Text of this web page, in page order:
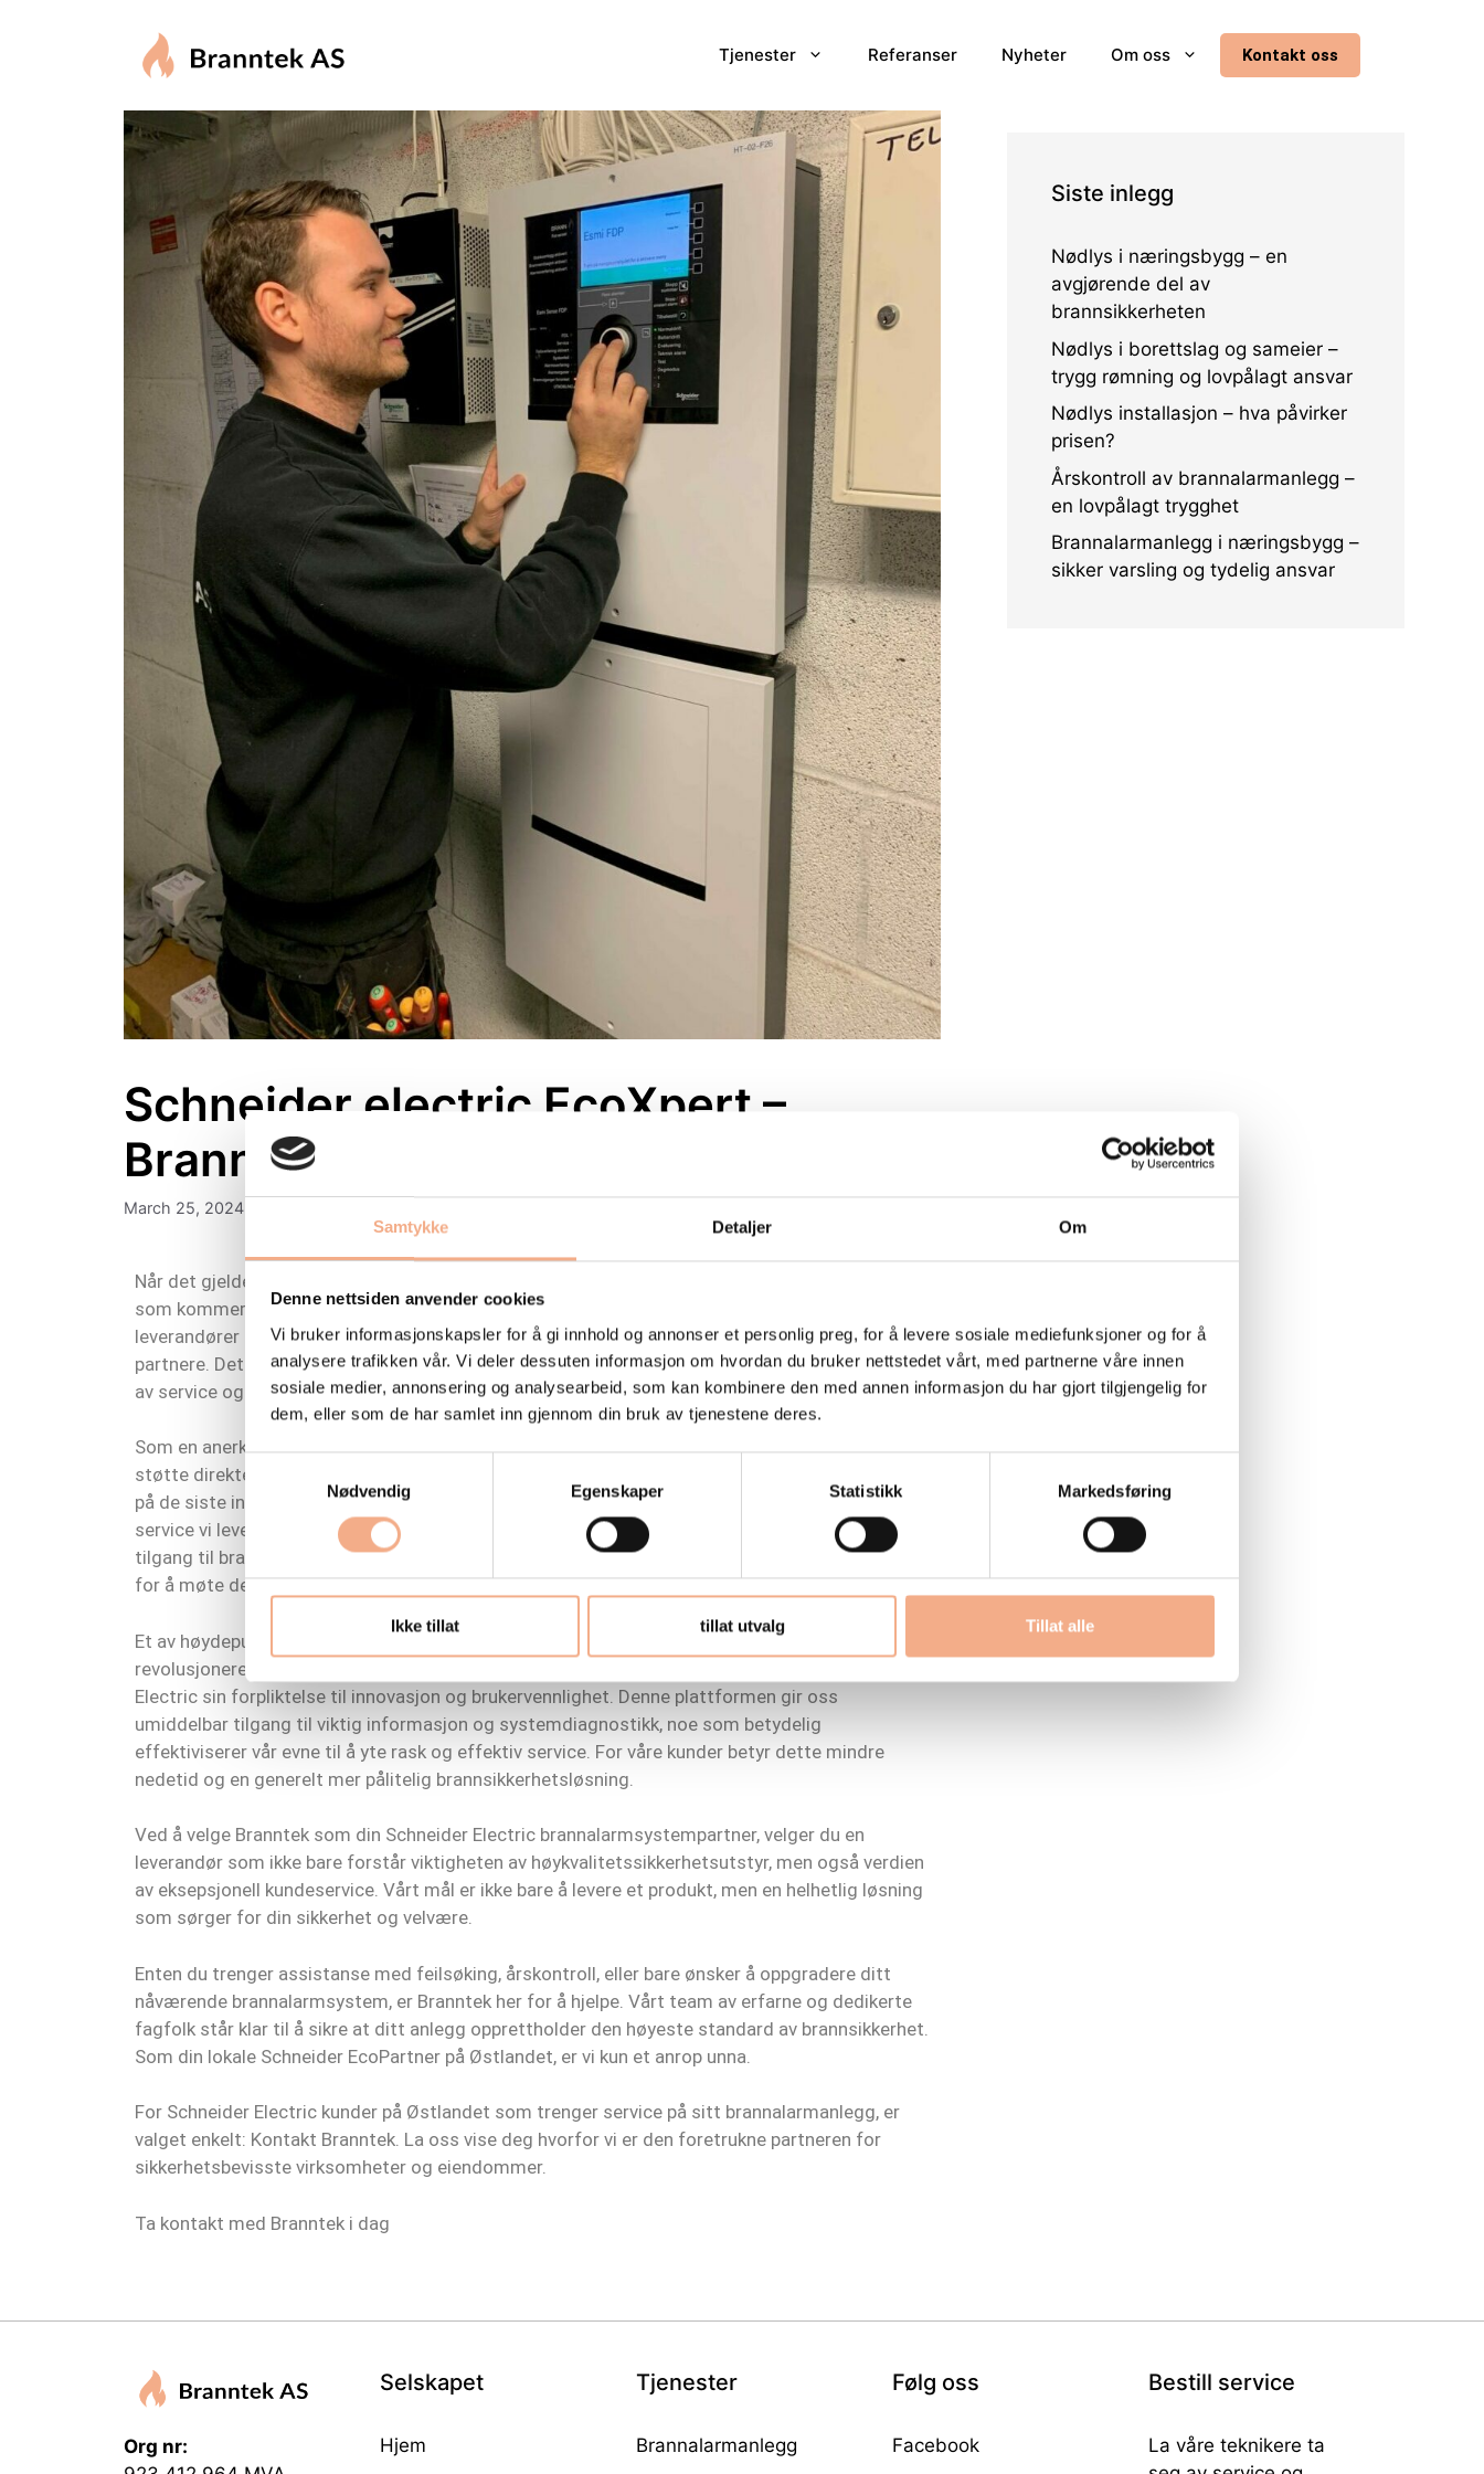
Samtykke Detaljer Om
Denne nettsiden anvender cookies
Vi bruker informasjonskapsler for å gi innhold og annonser et personlig preg, for å levere sosiale mediefunksjoner og for å
analysere trafikken vår. Vi deler dessuten informasjon om hvordan du bruker nettstedet vårt, med partnerne våre innen
sosiale medier, annonsering og analysearbeid, som kan kombinere den med annen informasjon du har gjort tilgjengelig for
dem, eller som de har samlet inn gjennom din bruk av tjenestene deres.
Nødvendig
Egenskaper Statistikk Markedsføring
Ikke tillat tillat utvalg Tillat alle
Tjenester Referanser Nyheter Om oss Kontakt oss
Schneider electric EcoXpert –
Branntek
March 25, 2024
Når det gjelder trygghet og forutsigbarhet, kan få om ingen matche kvaliteten og påliteligheten
som kommer med Schneider Electric sine brannalarmsystemer. Hos Branntek er vi ikke bare
leverandører av disse toppmoderne sikkerhetsløsningene; vi er stolte Schneider EcoXpert
partnere. Dette partnerskapet understreker vår dedikasjon til å levere den høyeste standarden
av service og teknologiske løsninger til våre kunder på Østlandet.
Som en anerkjent Schneider EcoXpert, har Branntek tilgang til et bredt spekter av ressurser og
støtte direkte fra Schneider Electric. Dette partnerskapet betyr at vi kontinuerlig er oppdaterte
på de siste innovasjonene og beste praksisene i bransjen, noe som direkte oversettes til den
service vi leverer. For våre kunder innebærer dette en ekstra lag med trygghet; de vet at de får
tilgang til brannsikkerhetsløsninger som ikke bare er i verdensklasse, men også skreddersydd
for å møte deres unike behov.
Et av høydepunktene ved vårt tilbud er tilgangen til Schneider sin FireExpert, en nettportal som
revolusjonerer måten vi, som serviceytere, opererer på. FireExpert er et eksempel på Schneider
Electric sin forpliktelse til innovasjon og brukervennlighet. Denne plattformen gir oss
umiddelbar tilgang til viktig informasjon og systemdiagnostikk, noe som betydelig
effektiviserer vår evne til å yte rask og effektiv service. For våre kunder betyr dette mindre
nedetid og en generelt mer pålitelig brannsikkerhetsløsning.
Ved å velge Branntek som din Schneider Electric brannalarmsystempartner, velger du en
leverandør som ikke bare forstår viktigheten av høykvalitetssikkerhetsutstyr, men også verdien
av eksepsjonell kundeservice. Vårt mål er ikke bare å levere et produkt, men en helhetlig løsning
som sørger for din sikkerhet og velvære.
Enten du trenger assistanse med feilsøking, årskontroll, eller bare ønsker å oppgradere ditt
nåværende brannalarmsystem, er Branntek her for å hjelpe. Vårt team av erfarne og dedikerte
fagfolk står klar til å sikre at ditt anlegg opprettholder den høyeste standard av brannsikkerhet.
Som din lokale Schneider EcoPartner på Østlandet, er vi kun et anrop unna.
For Schneider Electric kunder på Østlandet som trenger service på sitt brannalarmanlegg, er
valget enkelt: Kontakt Branntek. La oss vise deg hvorfor vi er den foretrukne partneren for
sikkerhetsbevisste virksomheter og eiendommer.
Ta kontakt med Branntek i dag
Siste inlegg
Nødlys i næringsbygg – en
avgjørende del av
brannsikkerheten
Nødlys i borettslag og sameier –
trygg rømning og lovpålagt ansvar
Nødlys installasjon – hva påvirker
prisen?
Årskontroll av brannalarmanlegg –
en lovpålagt trygghet
Brannalarmanlegg i næringsbygg –
sikker varsling og tydelig ansvar
Org nr:
Selskapet
Hjem
Tjenester
Brannalarmanlegg
Følg oss
Facebook
Bestill service
La våre teknikere ta